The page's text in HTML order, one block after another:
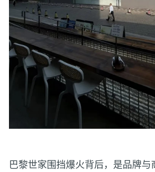
巴黎世家围挡爆火背后，是品牌与